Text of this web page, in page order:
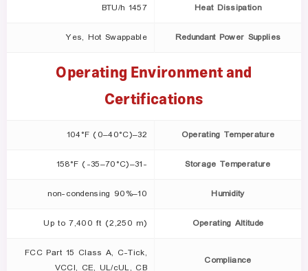
Heat Dissipation
1457 BTU/h
Redundant Power Supplies
Yes, Hot Swappable
Operating Environment and
Certifications
Operating Temperature
32–104°F (0–40°C)
Storage Temperature
-31–158°F (-35–70°C)
Humidity
10–90% non-condensing
Operating Altitude
Up to 7,400 ft (2,250 m)
Compliance
FCC Part 15 Class A, C-Tick,
VCCI, CE, UL/cUL, CB